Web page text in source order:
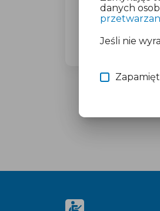
Nie martw
Więcej
danych
Jeśli nie